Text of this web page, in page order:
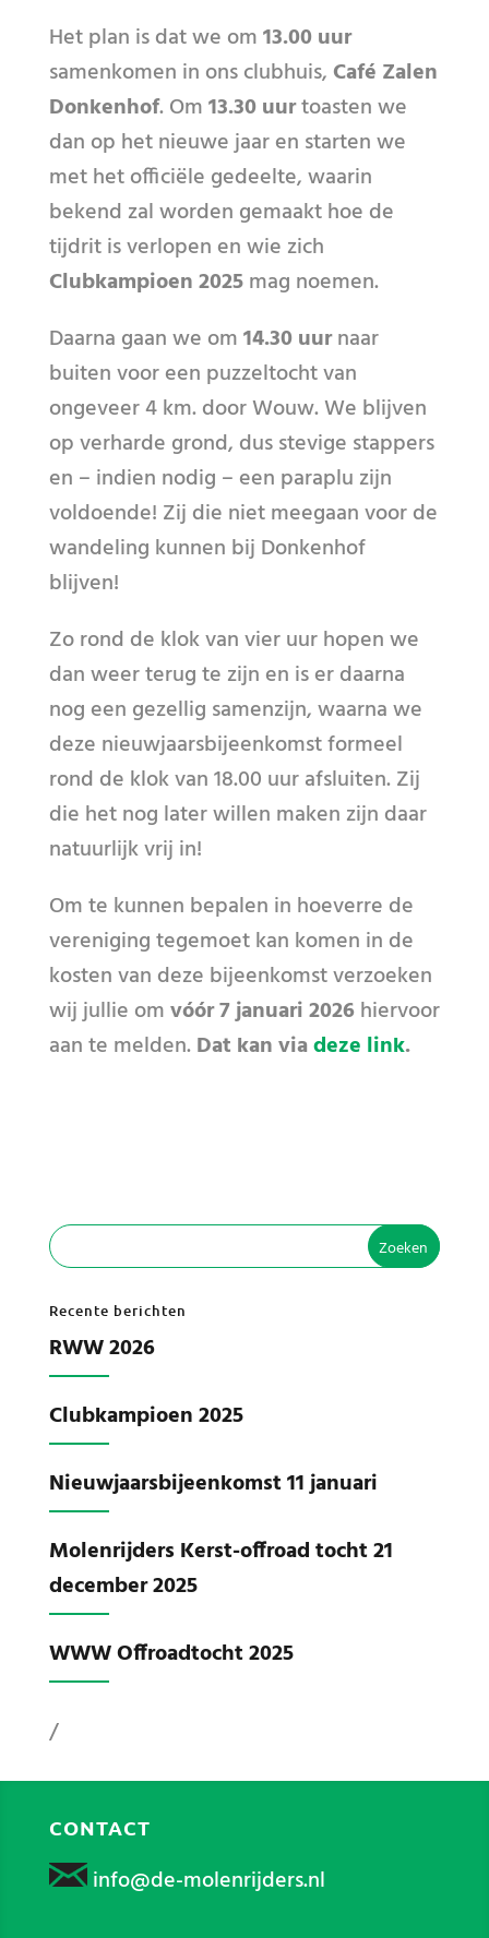
Het plan is dat we om13.00 uur
samenkomen in ons clubhuis, Café Zalen
Donkenhof. Om13.30 uurtoasten we
dan op het nieuwe jaar en starten we
met het officiële gedeelte, waarin
bekend zal worden gemaakt hoe de
tijdrit is verlopen en wie zich
Clubkampioen 2025mag noemen.
Daarna gaan we om14.30 uurnaar
buiten voor een puzzeltocht van
ongeveer 4 km. door Wouw. We blijven
op verharde grond, dus stevige stappers
en – indien nodig – een paraplu zijn
voldoende! Zij die niet meegaan voor de
wandeling kunnen bij Donkenhof
blijven!
Zo rond de klok van vier uur hopen we
dan weer terug te zijn en is er daarna
nog een gezellig samenzijn, waarna we
deze nieuwjaarsbijeenkomst formeel
rond de klok van 18.00 uur afsluiten. Zij
die het nog later willen maken zijn daar
natuurlijk vrij in!
Om te kunnen bepalen in hoeverre de
vereniging tegemoet kan komen in de
kosten van deze bijeenkomst verzoeken
wij jullie omvóór 7 januari 2026hiervoor
aan te melden.Dat kan viadeze link.
Recente berichten
RWW 2026
Clubkampioen 2025
Nieuwjaarsbijeenkomst 11 januari
Molenrijders Kerst-offroad tocht 21
december 2025
WWW Offroadtocht 2025
/
CONTACT
info@de-molenrijders.nl